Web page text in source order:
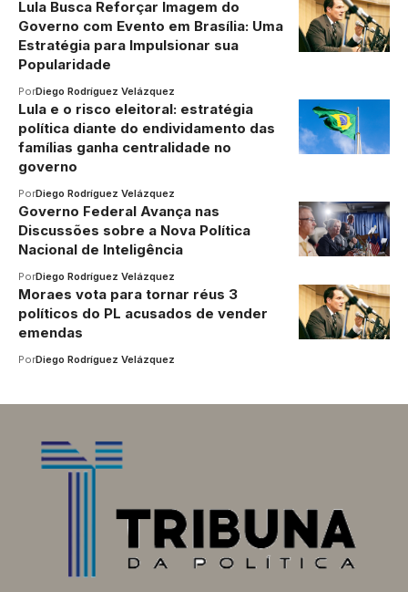
Lula Busca Reforçar Imagem do
Governo com Evento em Brasília: Uma
Estratégia para Impulsionar sua
Popularidade
PorDiego Rodríguez Velázquez
Lula e o risco eleitoral: estratégia
política diante do endividamento das
famílias ganha centralidade no
governo
PorDiego Rodríguez Velázquez
Governo Federal Avança nas
Discussões sobre a Nova Política
Nacional de Inteligência
PorDiego Rodríguez Velázquez
Moraes vota para tornar réus 3
políticos do PL acusados de vender
emendas
PorDiego Rodríguez Velázquez